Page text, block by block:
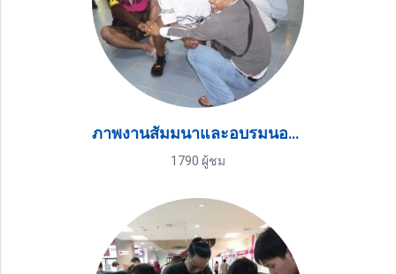
ภาพงานสัมมนาและอบรมนอกสถานที่
1790 ผู้ชม